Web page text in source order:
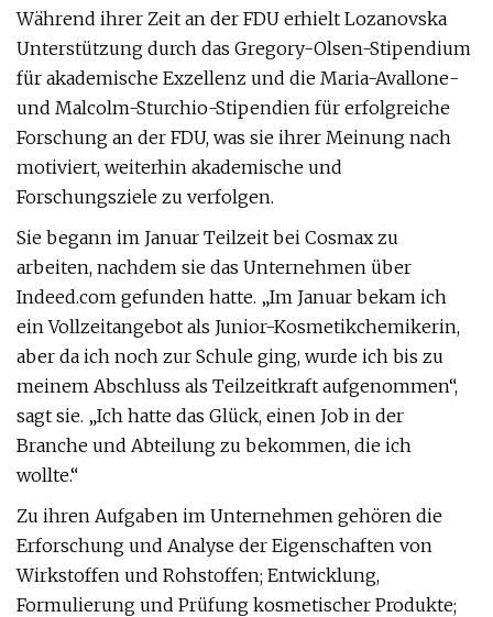
Während ihrer Zeit an der FDU erhielt Lozanovska
Unterstützung durch das Gregory-Olsen-Stipendium
für akademische Exzellenz und die Maria-Avallone-
und Malcolm-Sturchio-Stipendien für erfolgreiche
Forschung an der FDU, was sie ihrer Meinung nach
motiviert, weiterhin akademische und
Forschungsziele zu verfolgen.
Sie begann im Januar Teilzeit bei Cosmax zu
arbeiten, nachdem sie das Unternehmen über
Indeed.com gefunden hatte. „Im Januar bekam ich
ein Vollzeitangebot als Junior-Kosmetikchemikerin,
aber da ich noch zur Schule ging, wurde ich bis zu
meinem Abschluss als Teilzeitkraft aufgenommen“,
sagt sie. „Ich hatte das Glück, einen Job in der
Branche und Abteilung zu bekommen, die ich
wollte.“
Zu ihren Aufgaben im Unternehmen gehören die
Erforschung und Analyse der Eigenschaften von
Wirkstoffen und Rohstoffen; Entwicklung,
Formulierung und Prüfung kosmetischer Produkte;